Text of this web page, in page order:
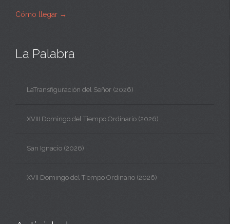
Cómo llegar →
La Palabra
LaTransfiguración del Señor (2026)
XVIII Domingo del Tiempo Ordinario (2026)
San Ignacio (2026)
XVII Domingo del Tiempo Ordinario (2026)